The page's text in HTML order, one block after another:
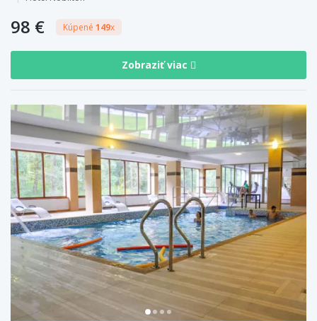
98 € Kúpené 149x
Zobraziť viac